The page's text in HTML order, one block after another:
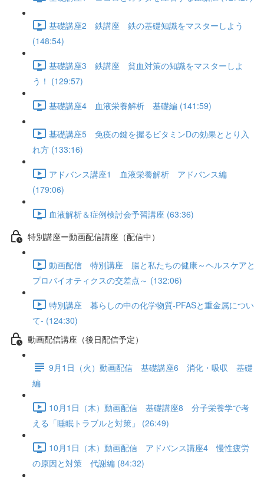
基礎講座2 鉄講座 鉄の基礎知識をマスターしよう
(148:54)
基礎講座3 鉄講座 貧血対策の知識をマスターしよ
う！ (129:57)
基礎講座4 血液栄養解析 基礎編 (141:59)
基礎講座5 免疫の鍵を握るビタミンDの効果ととり入
れ方 (133:16)
アドバンス講座1 血液栄養解析 アドバンス編
(179:06)
血液解析＆症例検討会予習講座 (63:36)
特別講座ー動画配信講座（配信中）
動画配信 特別講座 腸と私たちの健康～ヘルスケアと
プロバイオティクスの交差点～ (132:06)
特別講座 暮らしの中の化学物質-PFASと重金属につい
て- (124:30)
動画配信講座（後日配信予定）
9月1日（火）動画配信 基礎講座6 消化・吸収 基礎
編
10月1日（木）動画配信 基礎講座8 分子栄養学で考
える「睡眠トラブルと対策」 (26:49)
10月1日（木）動画配信 アドバンス講座4 慢性疲労
の原因と対策 代謝編 (84:32)